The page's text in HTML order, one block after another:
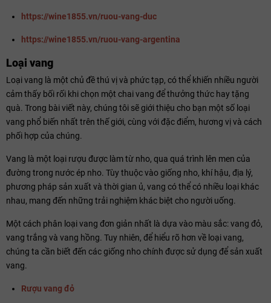
https://wine1855.vn/ruou-vang-duc
https://wine1855.vn/ruou-vang-argentina
Loại vang
Loại vang là một chủ đề thú vị và phức tạp, có thể khiến nhiều người
cảm thấy bối rối khi chọn một chai vang để thưởng thức hay tặng
quà. Trong bài viết này, chúng tôi sẽ giới thiệu cho bạn một số loại
vang phổ biến nhất trên thế giới, cùng với đặc điểm, hương vị và cách
phối hợp của chúng.
Vang là một loại rượu được làm từ nho, qua quá trình lên men của
đường trong nước ép nho. Tùy thuộc vào giống nho, khí hậu, địa lý,
phương pháp sản xuất và thời gian ủ, vang có thể có nhiều loại khác
nhau, mang đến những trải nghiệm khác biệt cho người uống.
Một cách phân loại vang đơn giản nhất là dựa vào màu sắc: vang đỏ,
vang trắng và vang hồng. Tuy nhiên, để hiểu rõ hơn về loại vang,
chúng ta cần biết đến các giống nho chính được sử dụng để sản xuất
vang.
Rượu vang đỏ